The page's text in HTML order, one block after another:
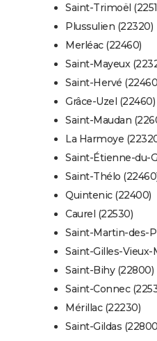
Saint-Trimoël
Plussulien (22320)
Merléac (22460)
Saint-Mayeux
Saint-Hervé
Grâce-Uzel (22460)
Saint-Maudan
La Harmoye
Saint-Étienne-du-
Saint-Thélo
Quintenic (22400)
Caurel (22530)
Saint-Martin-des-
Saint-Gilles-Vieux-
Saint-Bihy (22800)
Saint-Connec
Mérillac (22230)
Saint-Gildas